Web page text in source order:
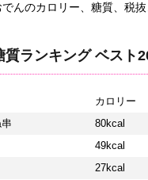
んのカロリー、糖質、税抜
ランキング ベスト
カロリー
80kcal
49kcal
27kcal